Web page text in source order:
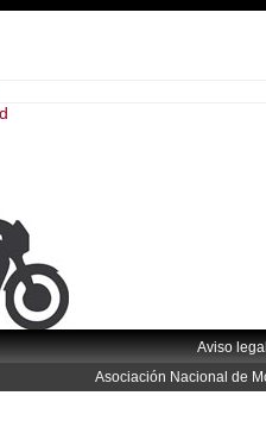
Aviso
Asociación Nacional de